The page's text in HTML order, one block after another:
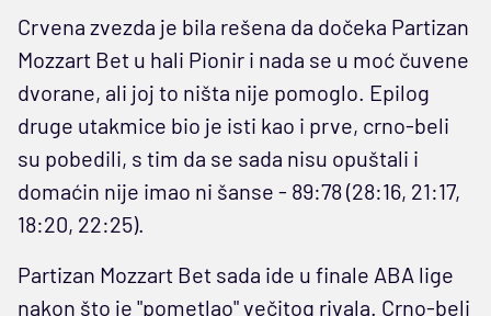
Crvena zvezda je bila rešena da dočeka Partizan
Mozzart Bet u hali Pionir i nada se u moć čuvene
dvorane, ali joj to ništa nije pomoglo. Epilog
druge utakmice bio je isti kao i prve, crno-beli
su pobedili, s tim da se sada nisu opuštali i
domaćin nije imao ni šanse - 89:78 (28:16, 21:17,
18:20, 22:25).
Partizan Mozzart Bet sada ide u finale ABA lige
nakon što je "pometlao" večitog rivala. Crno-beli